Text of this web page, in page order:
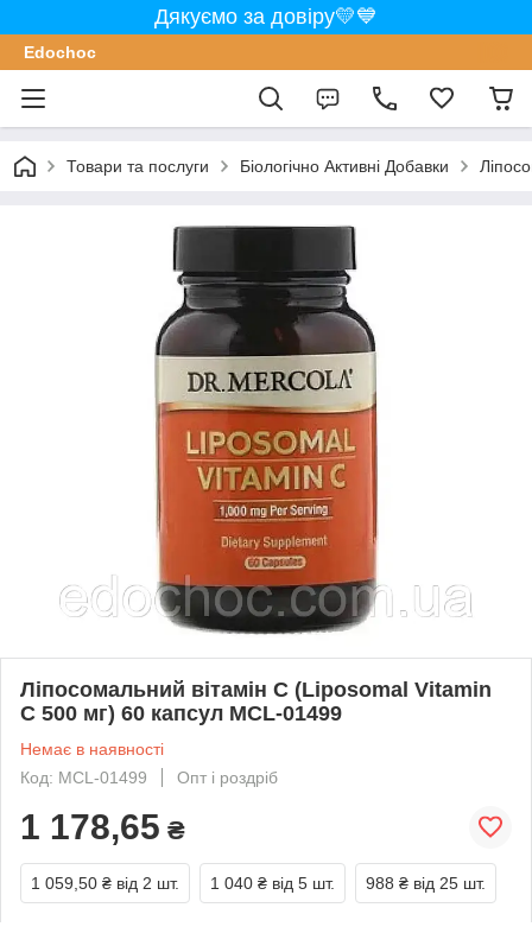
Дякуємо за довіру💛💙
Edochoс
Товари та послуги Біологічно Активні Добавки
Ліпосомальний вітамін С (Liposomal Vitamin
C 500 мг) 60 капсул MCL-01499
Немає в наявності
Код: MCL-01499
Опт і роздріб
1 178,65 ₴
1 059,50 ₴ від 2 шт. 1 040 ₴ від 5 шт. 988 ₴ від 25 шт.